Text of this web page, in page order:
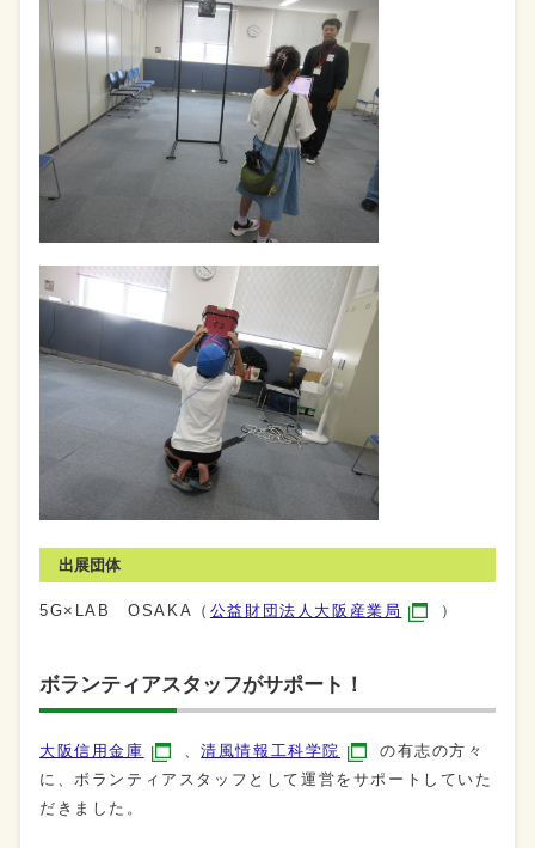
出展団体
5G×LAB OSAKA（ 公益財団法人大阪産業局 ）
ボランティアスタッフがサポート！
大阪信用金庫 、清風情報工科学院
の有志の方々
に、ボランティアスタッフとして運営をサポートしていた
だきました。